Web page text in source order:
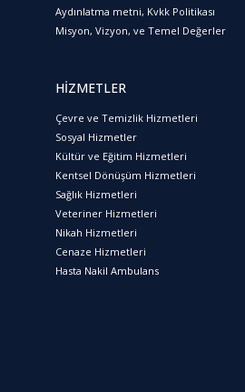
Aydınlatma metni, Kvkk Politikası
Misyon, Vizyon, ve Temel Değerler
HİZMETLER
Çevre ve Temizlik Hizmetleri
Sosyal Hizmetler
Kültür ve Eğitim Hizmetleri
Kentsel Dönüşüm Hizmetleri
Sağlık Hizmetleri
Veteriner Hizmetleri
Nikah Hizmetleri
Cenaze Hizmetleri
Hasta Nakil Ambulans